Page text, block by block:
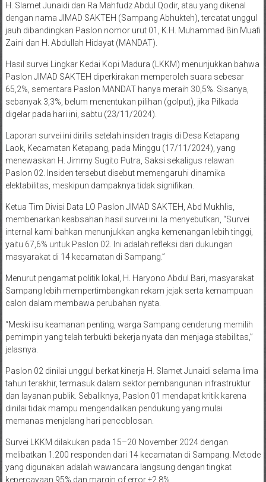
H. Slamet Junaidi dan Ra Mahfudz Abdul Qodir, atau yang dikenal
dengan nama JIMAD SAKTEH (Sampang Abhukteh), tercatat unggul
jauh dibandingkan Paslon nomor urut 01, K.H. Muhammad Bin Muafi
Zaini dan H. Abdullah Hidayat (MANDAT).
Hasil survei Lingkar Kedai Kopi Madura (LKKM) menunjukkan bahwa
Paslon JIMAD SAKTEH diperkirakan memperoleh suara sebesar
65,2%, sementara Paslon MANDAT hanya meraih 30,5%. Sisanya,
sebanyak 3,3%, belum menentukan pilihan (golput), jika Pilkada
digelar pada hari ini, sabtu (23/11/2024).
Laporan survei ini dirilis setelah insiden tragis di Desa Ketapang
Laok, Kecamatan Ketapang, pada Minggu (17/11/2024), yang
menewaskan H. Jimmy Sugito Putra, Saksi sekaligus relawan
Paslon 02. Insiden tersebut disebut memengaruhi dinamika
elektabilitas, meskipun dampaknya tidak signifikan.
Ketua Tim Divisi Data LO Paslon JIMAD SAKTEH, Abd Mukhlis,
membenarkan keabsahan hasil survei ini. Ia menyebutkan, “Survei
internal kami bahkan menunjukkan angka kemenangan lebih tinggi,
yaitu 67,6% untuk Paslon 02. Ini adalah refleksi dari dukungan
masyarakat di 14 kecamatan di Sampang.”
Menurut pengamat politik lokal, H. Haryono Abdul Bari, masyarakat
Sampang lebih mempertimbangkan rekam jejak serta kemampuan
calon dalam membawa perubahan nyata.
“Meski isu keamanan penting, warga Sampang cenderung memilih
pemimpin yang telah terbukti bekerja nyata dan menjaga stabilitas,”
jelasnya.
Paslon 02 dinilai unggul berkat kinerja H. Slamet Junaidi selama lima
tahun terakhir, termasuk dalam sektor pembangunan infrastruktur
dan layanan publik. Sebaliknya, Paslon 01 mendapat kritik karena
dinilai tidak mampu mengendalikan pendukung yang mulai
memanas menjelang hari pencoblosan.
Survei LKKM dilakukan pada 15–20 November 2024 dengan
melibatkan 1.200 responden dari 14 kecamatan di Sampang. Metode
yang digunakan adalah wawancara langsung dengan tingkat
kepercayaan 95% dan margin of error ±2,8%.